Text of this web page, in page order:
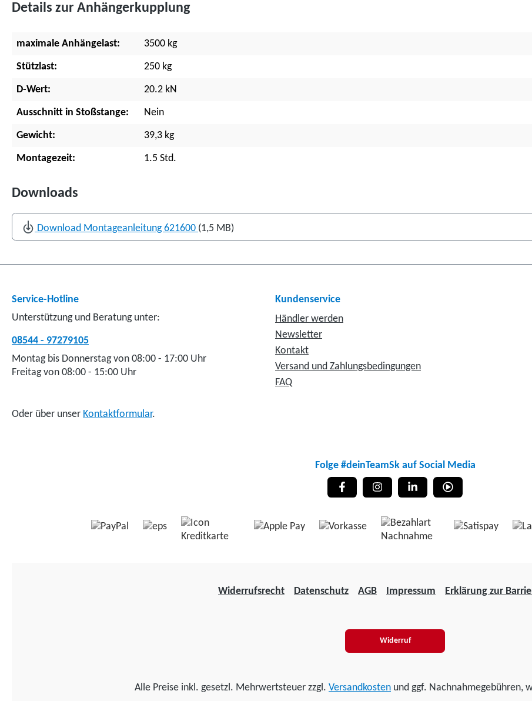
Details zur Anhängerkupplung
maximale Anhängelast: 3500 kg
Stützlast: 250 kg
D-Wert: 20.2 kN
Ausschnitt in Stoßstange: Nein
Gewicht: 39,3 kg
Montagezeit: 1.5 Std.
Downloads
Download Montageanleitung 621600 (1,5 MB)
Service-Hotline
Unterstützung und Beratung unter:
08544 - 97279105
Montag bis Donnerstag von 08:00 - 17:00 Uhr
Freitag von 08:00 - 15:00 Uhr
Oder über unser Kontaktformular.
Kundenservice
Händler werden
Newsletter
Kontakt
Versand und Zahlungsbedingungen
FAQ
Folge #deinTeamSk auf Social Media
Widerrufsrecht Datenschutz AGB Impressum Erklärung zur
Widerruf
Alle Preise inkl. gesetzl. Mehrwertsteuer zzgl. Versandkosten und ggf. Nachnahmegebühren,